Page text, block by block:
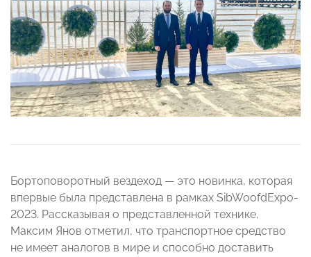
Бортоповоротный вездеход — это новинка, которая
впервые была представлена в рамках SibWoofdExpo-
2023. Рассказывая о представленной технике,
Максим Янов отметил, что транспортное средство
не имеет аналогов в мире и способно доставить